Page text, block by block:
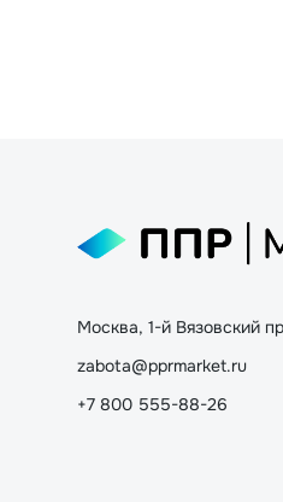
Москва, 1-й Вязовский
zabota@pprmarket.ru
+7 800 555-88-26